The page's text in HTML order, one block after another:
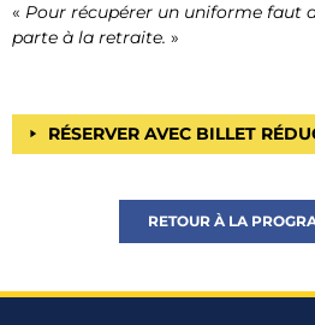
« Pour récupérer un uniforme faut
parte à la retraite. »
RÉSERVER AVEC BILLET
RETOUR À LA